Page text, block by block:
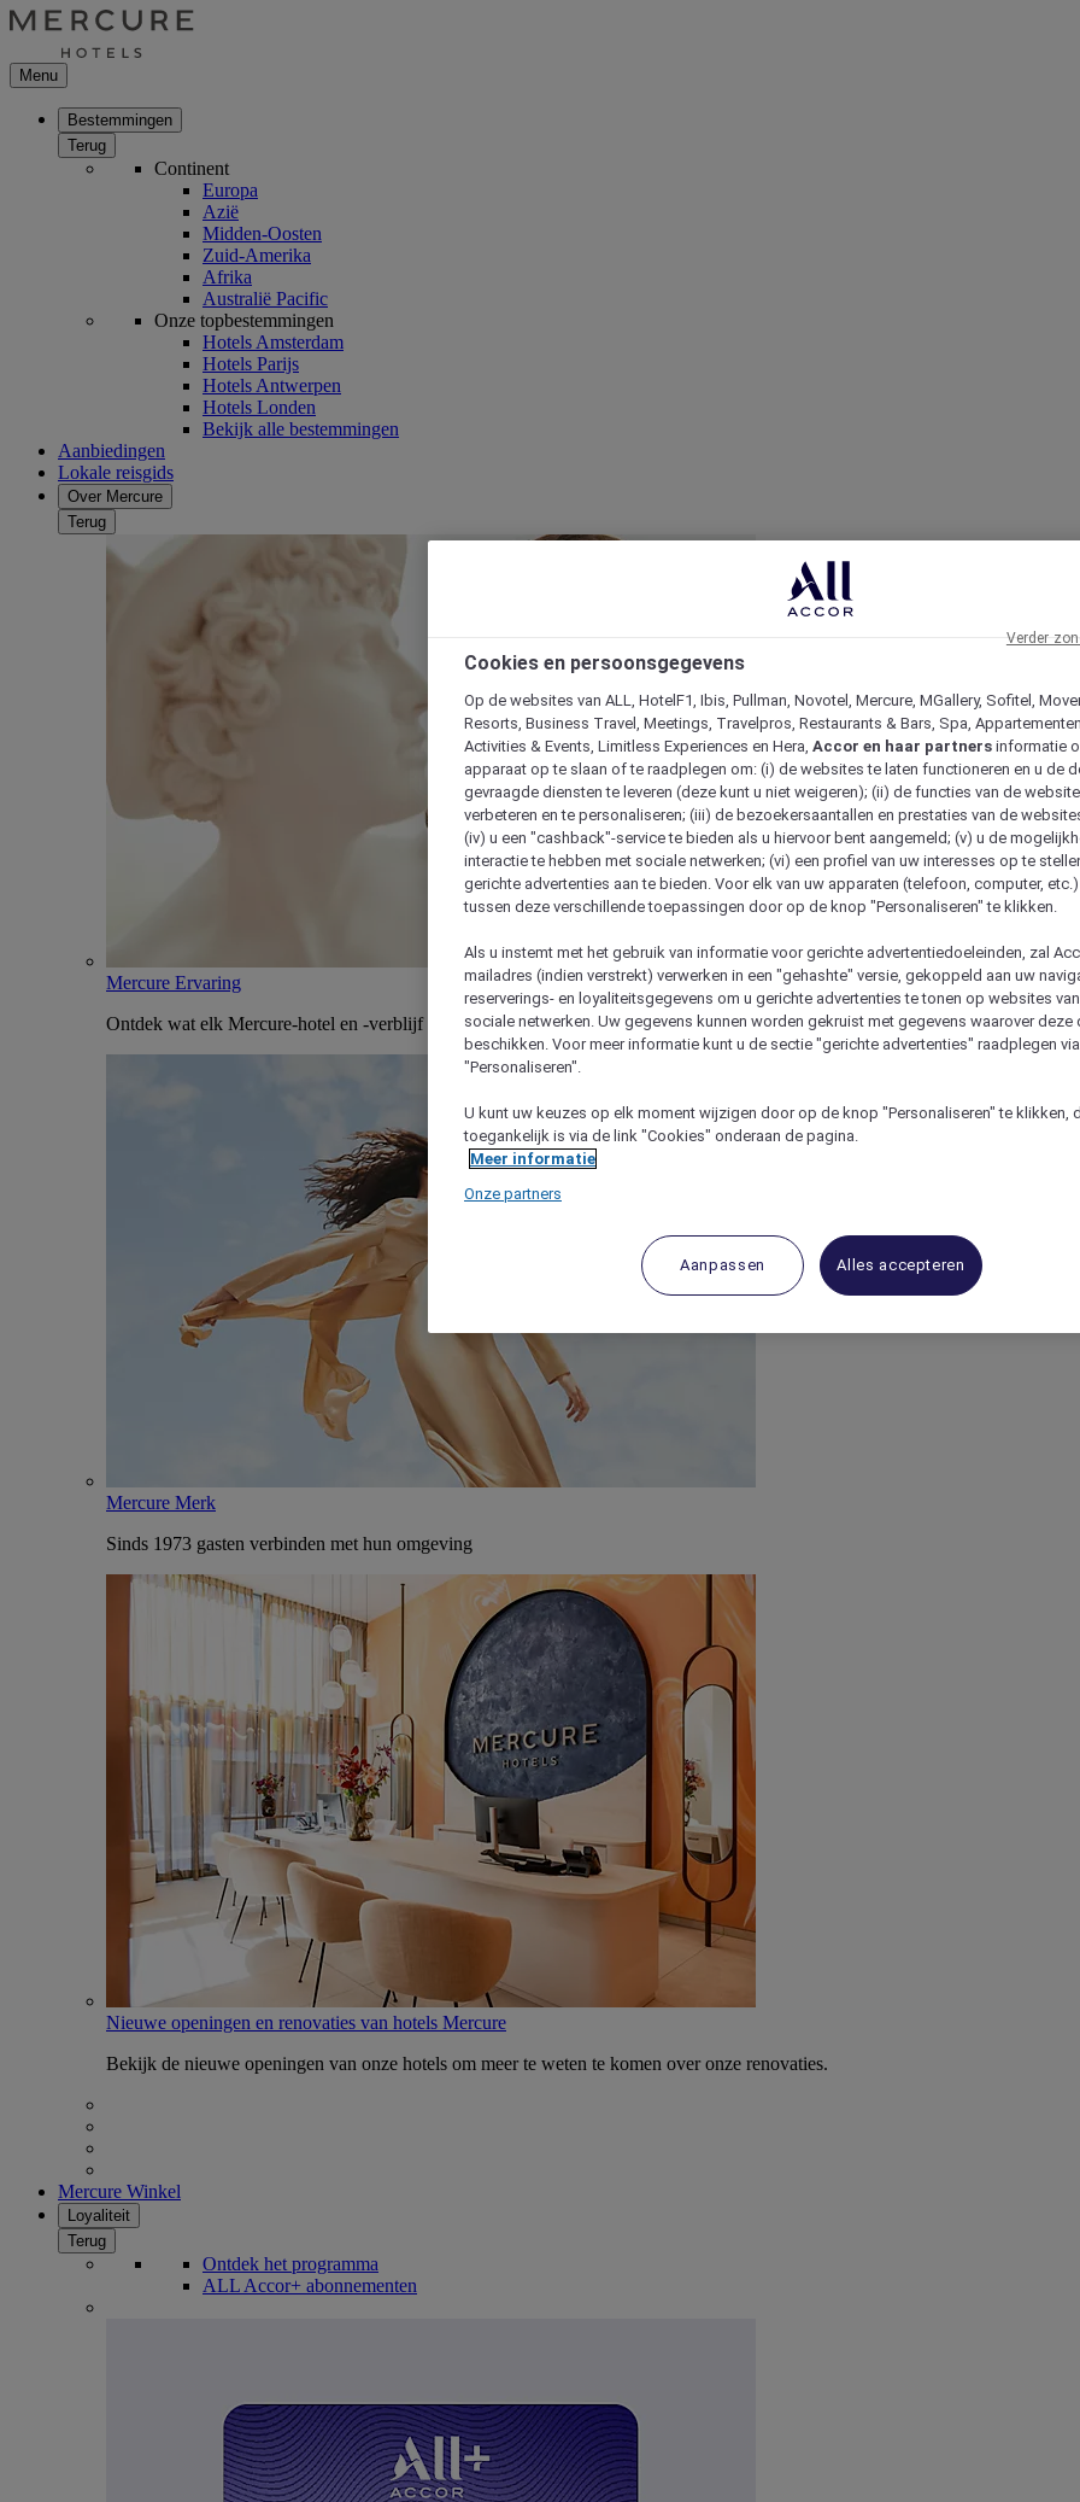
Menu
Bestemmingen
Terug
Continent
Europa
Azië
Midden-Oosten
Zuid-Amerika
Afrika
Australië Pacific
Onze topbestemmingen
Hotels Amsterdam
Hotels Parijs
Hotels Antwerpen
Hotels Londen
Bekijk alle bestemmingen
Aanbiedingen
Lokale reisgids
Over Mercure
Terug
Mercure Ervaring
Ontdek wat elk Mercure-hotel en -verblijf uniek maakt
Mercure Merk
Sinds 1973 gasten verbinden met hun omgeving
Nieuwe openingen en renovaties van hotels Mercure
Bekijk de nieuwe openingen van onze hotels om meer te weten te komen over onze renovaties.
Mercure Winkel
Loyaliteit
Terug
Ontdek het programma
ALL Accor+ abonnementen
Cookies en persoonsgegevens
Op de websites van ALL, HotelF1, Ibis, Pullman, Novotel, Mercure, MGallery, Sofitel,
Resorts, Business Travel, Meetings, Travelpros, Restaurants & Bars, Spa,
Activities & Events, Limitless Experiences en Hera, Accor en haar partners informatie
apparaat op te slaan of te raadplegen om: (i) de websites te laten functioneren en u de
gevraagde diensten te leveren (deze kunt u niet weigeren); (ii) de functies van de
verbeteren en te personaliseren; (iii) de bezoekersaantallen en prestaties van de
(iv) u een "cashback"-service te bieden als u hiervoor bent aangemeld; (v) u de
interactie te hebben met sociale netwerken; (vi) een profiel van uw interesses op te
gerichte advertenties aan te bieden. Voor elk van uw apparaten (telefoon, computer,
tussen deze verschillende toepassingen door op de knop "Personaliseren" te klikken.
Als u instemt met het gebruik van informatie voor gerichte advertentiedoeleinden, zal
mailadres (indien verstrekt) verwerken in een "gehashte" versie, gekoppeld aan uw
reserverings- en loyaliteitsgegevens om u gerichte advertenties te tonen op websites
sociale netwerken. Uw gegevens kunnen worden gekruist met gegevens waarover deze
beschikken. Voor meer informatie kunt u de sectie "gerichte advertenties" raadplegen
"Personaliseren".
U kunt uw keuzes op elk moment wijzigen door op de knop "Personaliseren" te klikken,
toegankelijk is via de link "Cookies" onderaan de pagina.
Meer informatie
Onze partners
Aanpassen Alles accepteren
Verder